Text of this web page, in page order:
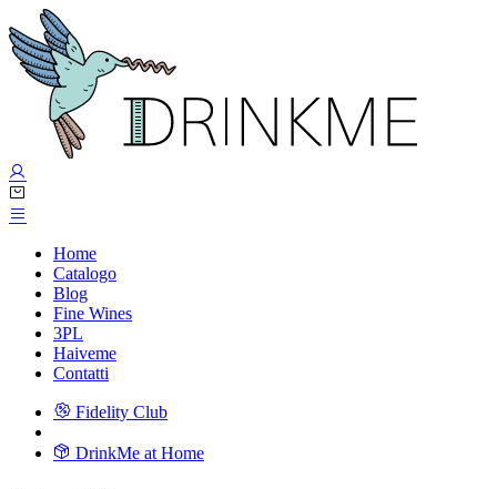
Home
Catalogo
Blog
Fine Wines
3PL
Haiveme
Contatti
Fidelity Club
DrinkMe at Home